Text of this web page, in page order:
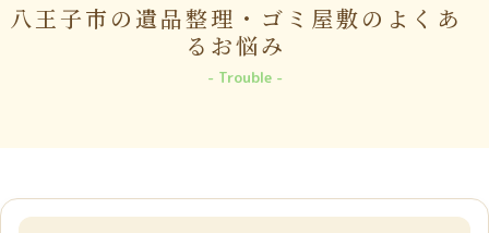
八王子市の遺品整理・ゴミ屋敷のよくあ
るお悩み
Trouble